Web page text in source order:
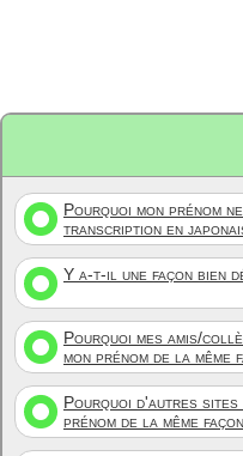
Pourquoi mon prénom
transcription en
Y a-t-il une façon bien
Pourquoi mes amis/
mon prénom de la
Pourquoi d'autres
prénom de la même